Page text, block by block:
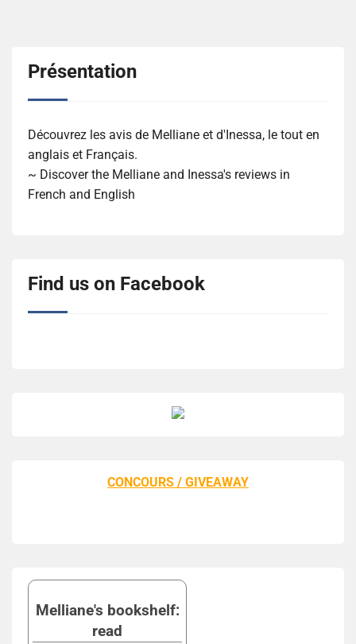
Présentation
Découvrez les avis de Melliane et d'Inessa, le tout en
anglais et Français.
~ Discover the Melliane and Inessa's reviews in
French and English
Find us on Facebook
CONCOURS / GIVEAWAY
Melliane's bookshelf:
read